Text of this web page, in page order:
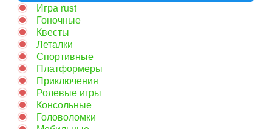
Игра rust
Гоночные
Квесты
Леталки
Спортивные
Платформеры
Приключения
Ролевые игры
Консольные
Головоломки